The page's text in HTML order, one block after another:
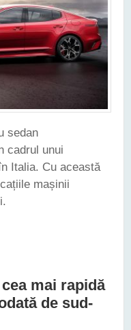
sedan
cadrul unui
Italia. Cu această
mașinii
mai rapidă
de sud-